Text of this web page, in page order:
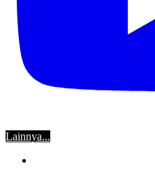
Lainnya...